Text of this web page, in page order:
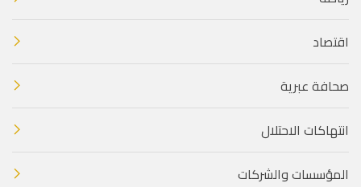
اقتصاد
صحافة عبرية
انتهاكات الاحتلال
المؤسسات والشركات